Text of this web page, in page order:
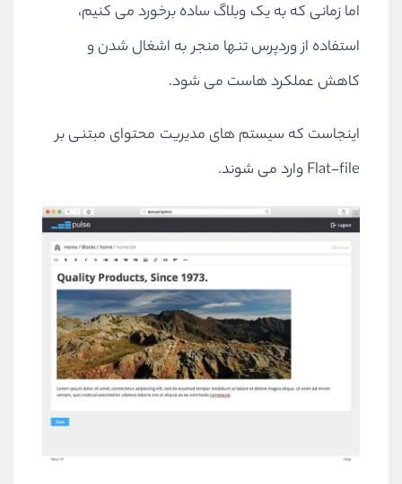
اما زمانی که به یک وبلاگ ساده برخورد می کنیم،
استفاده از وردپرس تنها منجر به اشغال شدن و
کاهش عملکرد هاست می شود.
اینجاست که سیستم های مدیریت محتوای مبتنی بر
Flat-file وارد می شوند.